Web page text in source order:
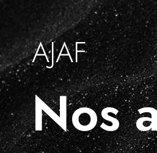
AJAF
Nos